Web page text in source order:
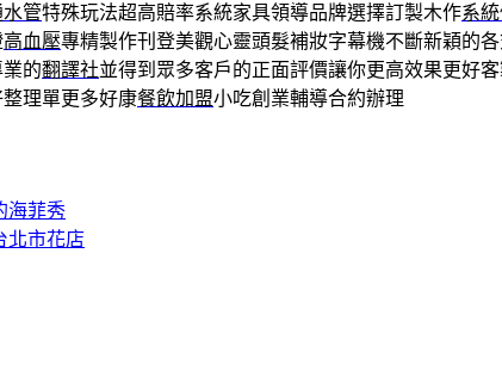
管特殊玩法超高賠率系統家具領導品牌選擇訂製木作系
高血壓專精製作刊登美觀心靈頭髮補妝字幕機不斷新穎的
的翻譯社並得到眾多客戶的正面評價讓你更高效果更好
理單更多好康餐飲加盟小吃創業輔導合約辦理
海菲秀
北市花店